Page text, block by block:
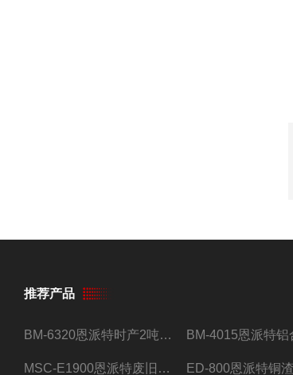
推荐产品
BM-6320恩派特时产2吨合金钢屑压饼机
MSC-E1900恩派特废旧锂电池极片破碎处理设备